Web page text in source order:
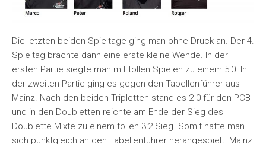
Die letzten beiden Spieltage ging man ohne Druck an. Der 4.
Spieltag brachte dann eine erste kleine Wende. In der
ersten Partie siegte man mit tollen Spielen zu einem 5:0. In
der zweiten Partie ging es gegen den Tabellenführer aus
Mainz. Nach den beiden Tripletten stand es 2-0 für den PCB
und in den Doubletten reichte am Ende der Sieg des
Doublette Mixte zu einem tollen 3:2 Sieg. Somit hatte man
sich punktgleich an den Tabellenführer herangespielt. Mainz